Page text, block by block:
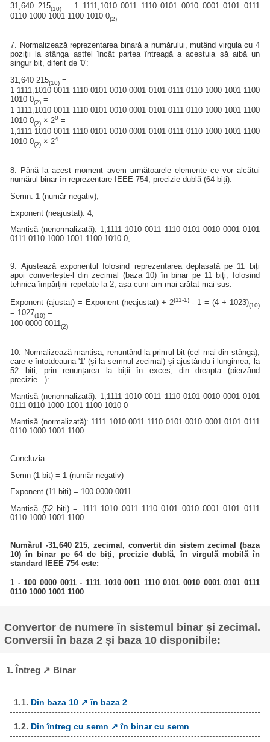
31,640 215(10) = 1 1111,1010 0011 1110 0101 0010 0001 0101 0111
0110 1000 1001 1100 1010 0(2)
7. Normalizează reprezentarea binară a numărului, mutând virgula cu 4
poziții la stânga astfel încât partea întreagă a acestuia să aibă un
singur bit, diferit de '0':
31,640 215(10) =
1 1111,1010 0011 1110 0101 0010 0001 0101 0111 0110 1000 1001 1100
1010 0(2) =
1 1111,1010 0011 1110 0101 0010 0001 0101 0111 0110 1000 1001 1100
1010 0(2) × 20 =
1,1111 1010 0011 1110 0101 0010 0001 0101 0111 0110 1000 1001 1100
1010 0(2) × 24
8. Până la acest moment avem următoarele elemente ce vor alcătui
numărul binar în reprezentare IEEE 754, precizie dublă (64 biți):
Semn: 1 (număr negativ);
Exponent (neajustat): 4;
Mantisă (nenormalizată): 1,1111 1010 0011 1110 0101 0010 0001 0101
0111 0110 1000 1001 1100 1010 0;
9. Ajustează exponentul folosind reprezentarea deplasată pe 11 biți
apoi convertește-l din zecimal (baza 10) în binar pe 11 biți, folosind
tehnica împărțirii repetate la 2, așa cum am mai arătat mai sus:
Exponent (ajustat) = Exponent (neajustat) + 2(11-1)- 1 = (4 + 1023)(10)
= 1027(10) =
100 0000 0011 (2)
10. Normalizează mantisa, renunțând la primul bit (cel mai din stânga),
care e întotdeauna '1' (și la semnul zecimal) și ajustându-i lungimea, la
52 biți, prin renunțarea la biții în exces, din dreapta (pierzând
precizie...):
Mantisă (nenormalizată): 1,1111 1010 0011 1110 0101 0010 0001 0101
0111 0110 1000 1001 1100 1010 0
Mantisă (normalizată): 1111 1010 0011 1110 0101 0010 0001 0101 0111
0110 1000 1001 1100
Concluzia:
Semn (1 bit) = 1 (număr negativ)
Exponent (11 biți) = 100 0000 0011
Mantisă (52 biți) = 1111 1010 0011 1110 0101 0010 0001 0101 0111
0110 1000 1001 1100
Numărul -31,640 215, zecimal, convertit din sistem zecimal (baza
10) în binar pe 64 de biți, precizie dublă, în virgulă mobilă în
standard IEEE 754 este:
1 - 100 0000 0011 - 1111 1010 0011 1110 0101 0010 0001 0101 0111
0110 1000 1001 1100
Convertor de numere în sistemul binar și zecimal.
Conversii în baza 2 și baza 10 disponibile:
1. Întreg ↗ Binar
1.1. Din baza 10 ↗ în baza 2
1.2. Din întreg cu semn ↗ în binar cu semn